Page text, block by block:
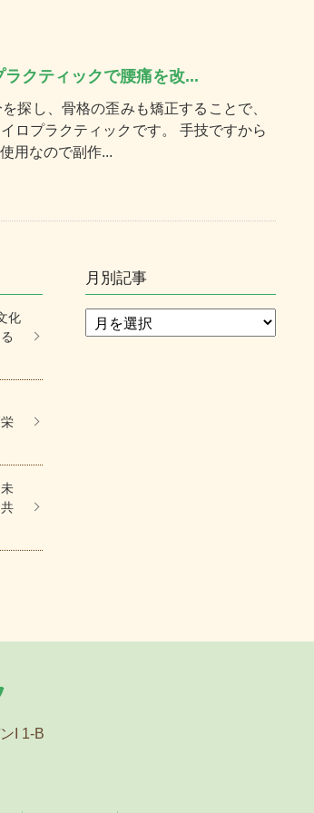
クティックで腰痛を改...
探し、骨格の歪みも矯正することで、
ロプラクティックです。 手技ですから
用なので副作...
化
月別記事
I 1-B